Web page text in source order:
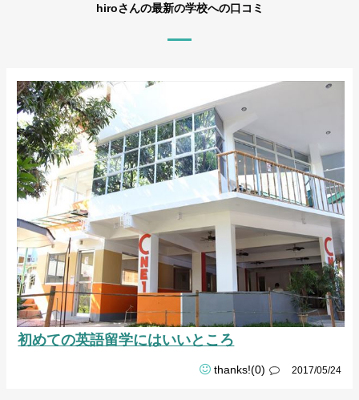
hiroさんの最新の学校への口コミ
初めての英語留学にはいいところ
thanks!(0) 2017/05/24